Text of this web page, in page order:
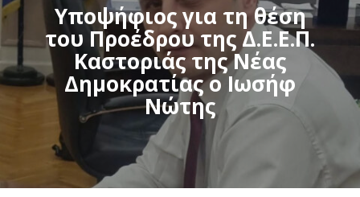
Υποψήφιος για τη θέση
του Προέδρου της Δ.Ε.Ε.Π.
Καστοριάς της Νέας
Δημοκρατίας ο Ιωσήφ
Νώτης